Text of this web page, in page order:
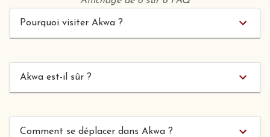
Pourquoi visiter Akwa ?
Akwa est-il sûr ?
Comment se déplacer dans Akwa ?